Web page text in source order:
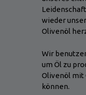
wieder
Olivenöl
Wir
um Öl zu
Olivenöl mit
können.